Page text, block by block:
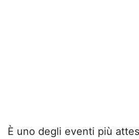
È uno degli eventi più